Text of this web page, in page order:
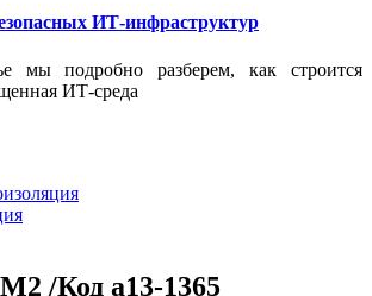
ИТ-инфраструктур
мы подробно разберем, как строится
ИТ-среда
/Код a13-1365